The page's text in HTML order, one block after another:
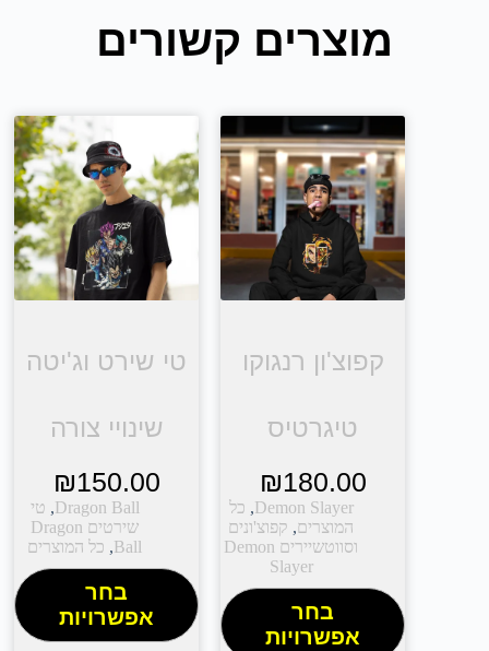
מוצרים קשורים
קפוצ'ון רנגוקו
טיגרטיס
₪180.00
Demon Slayer
, כל
המוצרים, קפוצ'ונים
וסווטשיירים Demon
Slayer
בחר
אפשרויות
טי שירט וג'יטה
שינויי צורה
₪150.00
Dragon Ball
, טי
שירטים Dragon
Ball
, כל המוצרים
בחר
אפשרויות